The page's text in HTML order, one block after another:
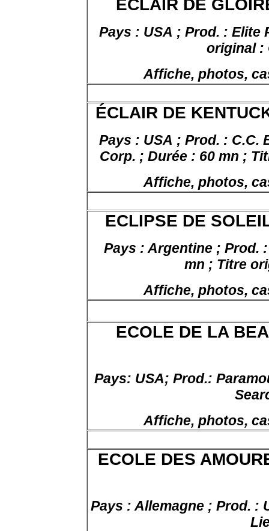
ÉCLAIR DE
Pays : USA ; Prod. : Elite
original :
Affiche, photos,
ÉCLAIR DE
Pays : USA ; Prod. :
Corp. ; Durée : 60 mn ;
Affiche, photos,
ECLIPSE DE
Pays : Argentine ; Prod.
mn ; Titre
Affiche, photos,
ECOLE DE LA
Pays: USA; Prod.:
Affiche, photos,
ECOLE DES
Pays : Allemagne ; Prod. :